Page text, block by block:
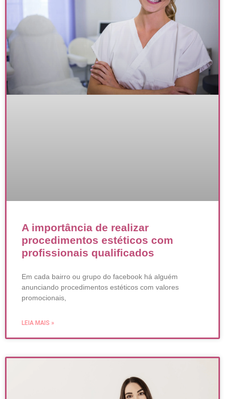
A importância de realizar
procedimentos estéticos com
profissionais qualificados
Em cada bairro ou grupo do facebook há alguém
anunciando procedimentos estéticos com valores
promocionais,
LEIA MAIS »